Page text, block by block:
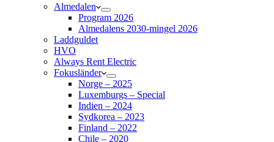
Almedalen
Program 2026
Almedalens 2030-mingel 2026
Laddguldet
HVO
Always Rent Electric
Fokusländer
Norge – 2025
Luxemburgs – Special
Indien – 2024
Sydkorea – 2023
Finland – 2022
Chile – 2020